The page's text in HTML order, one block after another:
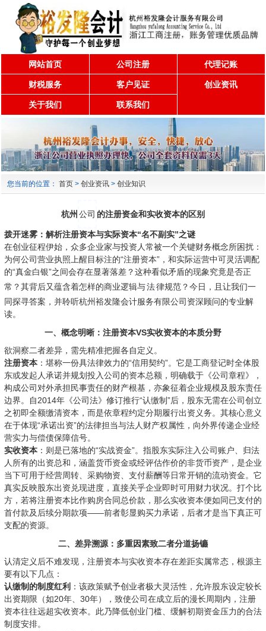
网站首页 公司注册 代理记账
财税服务 客户见证 创业资讯
关于我们 联系我们
您当前的位置： 首页 > 创业资讯 > 创业知识
杭州 公司 的注册资金和实收资本的区别
拨开迷雾：解析注册资本与实际资本“名不副实”之谜
在创业征程伊始，众多企业家与投资人常被一个关键财务概念所困扰：
为何公司营业执照上醒目标注的“注册资本”，和实际运营中可灵活调配
的“真金白银”之间会存在显著落差？这种看似矛盾的现象究竟是否正
常？其背后又蕴含着怎样的商业逻辑与法律规范？今日，且让我们一
同探寻答案，并聆听杭州裕发隆会计服务有限公司资深顾问的专业解
读。
一、概念明晰：注册资本VS实收资本的本质分野
欲洞察二者差异，需先精准把握各自定义。
注册资本 ：堪称一份具法律效力的“信用契约”。它是工商登记时全体股
东或发起人承诺并规划投入公司的资本总额，明确载于《公司章程》，
构成公司对外承担民事责任的财产根基，亦象征着企业规模及股东责任
边界。自2014年《公司法》修订推行“认缴制”后，股东无需在公司创立
之初即全额缴清资本，而是依章程约定分期履行出资义务。其核心意义
在于体现“承诺出资”的法律担当与法人财产权属性，向外界传递企业经
营实力与偿债保障信号。
实收资本 ：则是已落地的“实战资金”。指股东实际注入公司账户、归法
人所有的出资总和，涵盖货币资金或经评估作价的非货币资产，是企业
当下可用于经营周转、采购物资、支付薪酬等日常开销的流动资金。它
真实反映股东出资兑现进度，直接关乎企业即时可用财力状况。打个比
方，若将注册资本比作购房合同总价款，那么实收资本便如同已支付的
首付款及后续分期款项——前者彰显购买力承诺，后者才是当下真正可
支配的资源。
二、差异溯源：多重因素致二者分道扬镳
认清定义后不难发现，注册资本与实收资本存在差距实属常态，根源主
要有以下几点：
认缴制的制度红利 ：该政策赋予创业者极大灵活性，允许股东设定较长
出资期限（如20年、30年），致使公司在成立后的漫长周期内，注册
资本往往远超实收资本。此乃降低创业门槛、缓解初期资金压力的合法
制度安排。